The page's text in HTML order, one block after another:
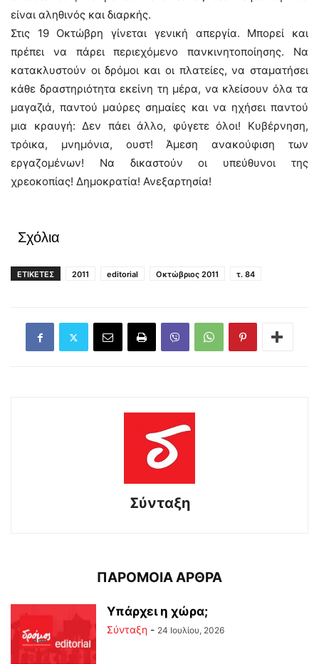
είναι αληθινός και διαρκής.
Στις 19 Οκτώβρη γίνεται γενική απεργία. Μπορεί και
πρέπει να πάρει περιεχόμενο πανκινητοποίησης. Να
κατακλυστούν οι δρόμοι και οι πλατείες, να σταματήσει
κάθε δραστηριότητα εκείνη τη μέρα, να κλείσουν όλα τα
μαγαζιά, παντού μαύρες σημαίες και να ηχήσει παντού
μια κραυγή: Δεν πάει άλλο, φύγετε όλοι! Κυβέρνηση,
τρόικα, μνημόνια, ουστ! Άμεση ανακούφιση των
εργαζομένων! Να δικαστούν οι υπεύθυνοι της
χρεοκοπίας! Δημοκρατία! Ανεξαρτησία!
Σχόλια
ΕΤΙΚΕΤΕΣ 2011 editorial Οκτώβριος 2011 τ. 84
Σύνταξη
ΠΑΡΟΜΟΙΑ ΑΡΘΡΑ
Υπάρχει η χώρα;
Σύνταξη - 24 Ιουλίου, 2026